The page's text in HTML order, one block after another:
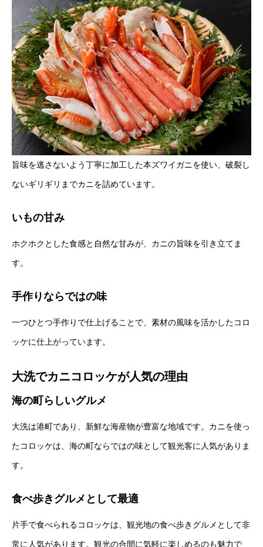
旨味を逃さないよう丁寧に加工した本ズワイガニを使い、破裂し
ないギリギリまでカニを詰めています。
いもの甘み
ホクホクとした食感と自然な甘みが、カニの旨味を引き立てま
す。
手作りならではの味
一つひとつ手作りで仕上げることで、素材の風味を活かしたコロ
ッケに仕上がっています。
大洗でカニコロッケが人気の理由
海の町らしいグルメ
大洗は港町であり、新鮮な海産物が豊富な地域です。カニを使っ
たコロッケは、海の町ならではの味として観光客に人気がありま
す。
食べ歩きグルメとして最適
片手で食べられるコロッケは、観光地の食べ歩きグルメとして非
常に人気があります。観光の合間に気軽に楽しめるのも魅力で